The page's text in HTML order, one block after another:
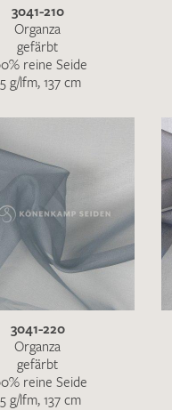
nicht
an
info@barth-
3041-210
Organza
gefärbt
reine Seide
g/lfm, 137 cm
3041-220
Organza
gefärbt
reine Seide
g/lfm, 137 cm